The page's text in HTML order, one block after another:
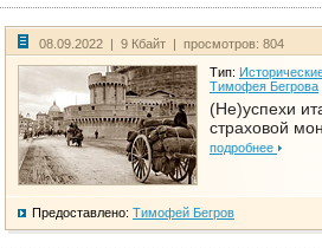
08.09.2022 | 9 Кбайт | просмотров: 804
Тип:
Тимофея Бегрова
(Не)успехи
страховой
подробнее
Предоставлено: Тимофей Бегров